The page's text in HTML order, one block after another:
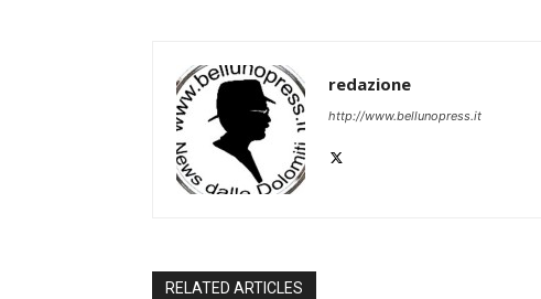
redazione
http://www.bellunopress.it
RELATED ARTICLES